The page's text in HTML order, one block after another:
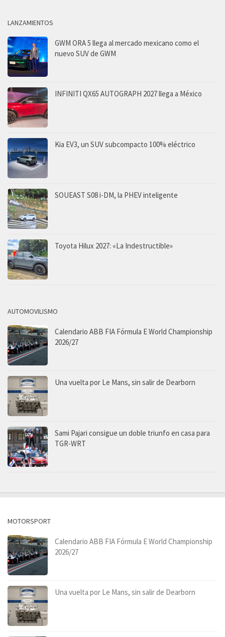
LANZAMIENTOS
GWM ORA 5 llega al mercado mexicano como el
nuevo SUV de GWM
INFINITI QX65 AUTOGRAPH 2027 llega a México
Kia EV3, un SUV subcompacto 100% eléctrico
SOUEAST S08 i-DM, la PHEV inteligente
Toyota Hilux 2027: «La Indestructible»
AUTOMOVILISMO
Calendario ABB FIA Fórmula E World Championship
2026/27
Una vuelta por Le Mans, sin salir de Dearborn
Sami Pajari consigue un doble triunfo en casa para
TGR-WRT
MOTORSPORT
Calendario ABB FIA Fórmula E World Championship
2026/27
Una vuelta por Le Mans, sin salir de Dearborn